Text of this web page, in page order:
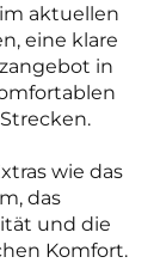
aktuellen
eine klare
in
wie das
das
und die
Komfort.